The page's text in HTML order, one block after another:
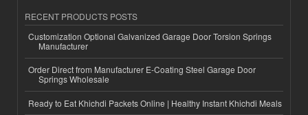
RECENT PRODUCTS POSTS
Customization Optional Galvanized Garage Door Torsion Springs
Manufacturer
Order Direct from Manufacturer E-Coating Steel Garage Door
Springs Wholesale
Ready to Eat Khichdi Packets Online | Healthy Instant Khichdi Meals